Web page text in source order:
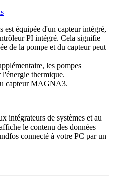
équipée d'un capteur intégré,
PI intégré. Cela signifie
de la pompe et du capteur peut
les pompes
thermique.
capteur MAGNA3.
intégrateurs de systèmes et au
le contenu des données
connecté à votre PC par un